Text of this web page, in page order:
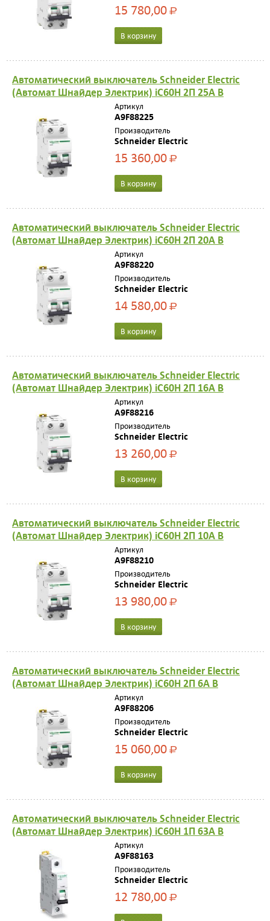
15 780,00Р
В корзину
Автоматический выключатель Schneider Electric
(Автомат Шнайдер Электрик) iC60H 2П 25A B
Артикул
A9F88225
Производитель
Schneider Electric
15 360,00Р
В корзину
Автоматический выключатель Schneider Electric
(Автомат Шнайдер Электрик) iC60H 2П 20A B
Артикул
A9F88220
Производитель
Schneider Electric
14 580,00Р
В корзину
Автоматический выключатель Schneider Electric
(Автомат Шнайдер Электрик) iC60H 2П 16A B
Артикул
A9F88216
Производитель
Schneider Electric
13 260,00Р
В корзину
Автоматический выключатель Schneider Electric
(Автомат Шнайдер Электрик) iC60H 2П 10A B
Артикул
A9F88210
Производитель
Schneider Electric
13 980,00Р
В корзину
Автоматический выключатель Schneider Electric
(Автомат Шнайдер Электрик) iC60H 2П 6A B
Артикул
A9F88206
Производитель
Schneider Electric
15 060,00Р
В корзину
Автоматический выключатель Schneider Electric
(Автомат Шнайдер Электрик) iC60H 1П 63A B
Артикул
A9F88163
Производитель
Schneider Electric
12 780,00Р